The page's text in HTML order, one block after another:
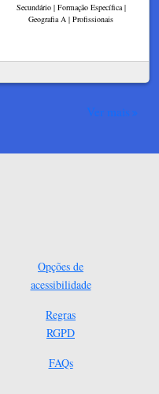
Secundário | Formação Específica |
Geografia A | Profissionais
Ver mais
Opções de
acessibilidade
Regras
RGPD
FAQs